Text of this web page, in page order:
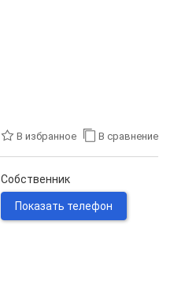
В избранное В сравнение
Собственник
Показать телефон